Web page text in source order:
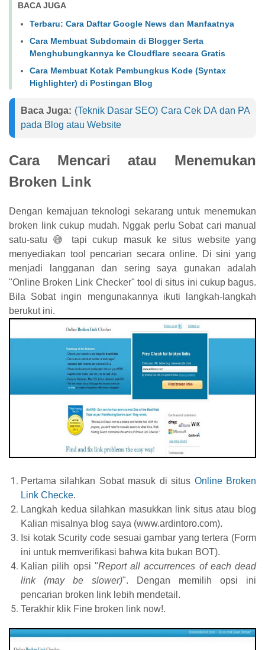
BACA JUGA
Terbaru: Cara Daftar Google News dan Manfaatnya
Cara Membuat Subdomain di Blogger Serta
Menghubungkannya ke Cloudflare secara Gratis
Cara Membuat Kotak Pembungkus Kode (Syntax
Highlighter) di Postingan Blog
Baca Juga: (Teknik Dasar SEO) Cara Cek DA dan PA
pada Blog atau Website
Cara Mencari atau Menemukan
Broken Link
Dengan kemajuan teknologi sekarang untuk menemukan
broken link cukup mudah. Nggak perlu Sobat cari manual
satu-satu 😅 tapi cukup masuk ke situs website yang
menyediakan tool pencarian secara online. Di sini yang
menjadi langganan dan sering saya gunakan adalah
"Online Broken Link Checker" tool di situs ini cukup bagus.
Bila Sobat ingin mengunakannya ikuti langkah-langkah
berukut ini.
Pertama silahkan Sobat masuk di situs Online Broken
Link Checke.
Langkah kedua silahkan masukkan link situs atau blog
Kalian misalnya blog saya (www.ardintoro.com).
Isi kotak Scurity code sesuai gambar yang tertera (Form
ini untuk memverifikasi bahwa kita bukan BOT).
Kalian pilih opsi "Report all accurrences of each dead
link (may be slower)". Dengan memilih opsi ini
pencarian broken link lebih mendetail.
Terakhir klik Fine broken link now!.